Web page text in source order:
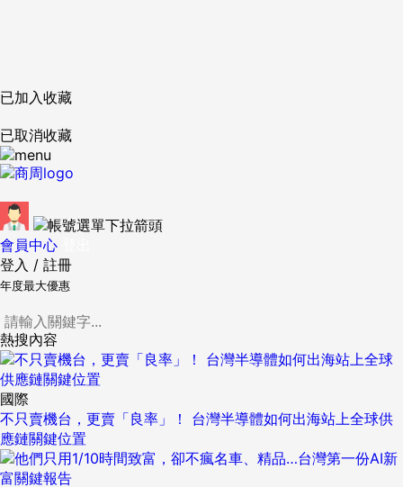
已加入收藏
已取消收藏
會員中心
登入 / 註冊
年度最大優惠
熱搜內容
國際
不只賣機台，更賣「良率」！ 台灣半導體如何出海站上全球供
應鏈關鍵位置